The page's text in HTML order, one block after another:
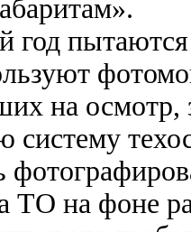
год
на
систему
ТО на фоне